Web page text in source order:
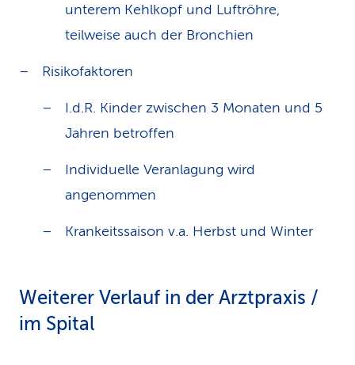
unterem Kehlkopf und Luftröhre,
teilweise auch der Bronchien
Risikofaktoren
I.d.R. Kinder zwischen 3 Monaten und 5
Jahren betroffen
Individuelle Veranlagung wird
angenommen
Krankeitssaison v.a. Herbst und Winter
Weiterer Verlauf in der Arztpraxis /
im Spital